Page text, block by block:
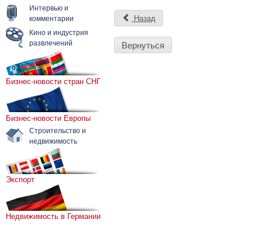
Интервью и
комментарии
Кино и индустрия
развлечений
Бизнес-новости стран СНГ
Бизнес-новости Европы
Строительство и
недвижимость
Экспорт
Недвижимость в Германии
Назад
Вернуться